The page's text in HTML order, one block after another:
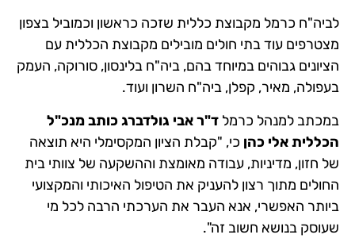
לביה"ח כרמל מקבוצת כללית שזכה כראשון וכמוביל בצפון
מצטרפים עוד בתי חולים מובילים מקבוצת הכללית עם
הציונים גבוהים במיוחד בהם, ביה"ח בלינסון, סורוקה, העמק
בעפולה, מאיר, קפלן, ביה"ח השרון ועוד.
במכתב למנהל כרמל ד"ר אבי גולדברג כותב מנכ"ל
הכללית אלי כהן כי, "קבלת הציון המקסימלי היא תוצאה
של חזון, מדיניות, עבודה מאומצת וההשקעה של צוותי בית
החולים מתוך רצון להעניק את הטיפול האיכותי והמקצועי
ביותר האפשרי, אנא העבר את הערכתי הרבה לכל מי
שעוסק בנושא חשוב זה".